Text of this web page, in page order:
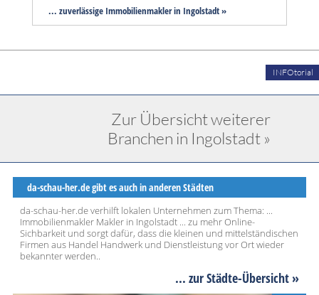
... zuverlässige Immobilienmakler in Ingolstadt »
INFOtorial
Zur Übersicht weiterer
Branchen in Ingolstadt »
da-schau-her.de gibt es auch in anderen Städten
da-schau-her.de verhilft lokalen Unternehmen zum Thema: ...
Immobilienmakler Makler in Ingolstadt ... zu mehr Online-
Sichbarkeit und sorgt dafür, dass die kleinen und mittelständischen
Firmen aus Handel Handwerk und Dienstleistung vor Ort wieder
bekannter werden..
... zur Städte-Übersicht »